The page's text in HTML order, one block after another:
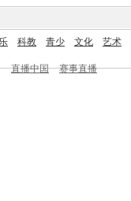
科教 青少 文化 艺术
直播中国
赛事直播